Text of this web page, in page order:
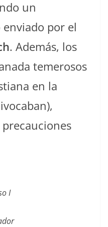
un
por el
. Además, los
temerosos
en la
I